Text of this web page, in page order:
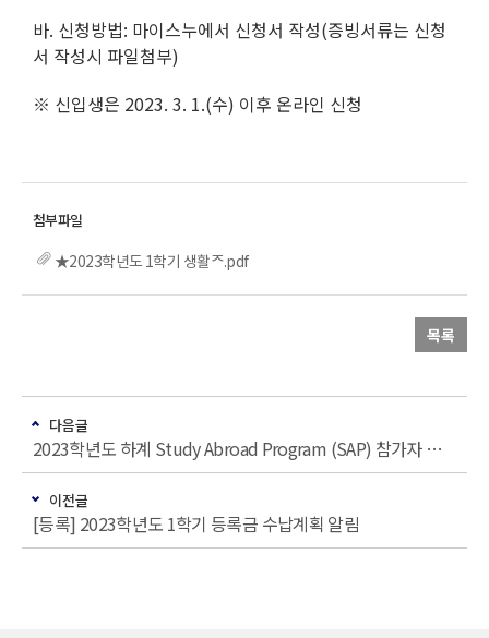
바. 신청방법: 마이스누에서 신청서 작성(증빙서류는 신청
서 작성시 파일첨부)
※ 신입생은 2023. 3. 1.(수) 이후 온라인 신청
★2023학년도 1학기 생활ᄌ.pdf
목록
다음글
2023학년도 하계 Study Abroad Program (SAP) 참가자 모집 안내
이전글
[등록] 2023학년도 1학기 등록금 수납계획 알림